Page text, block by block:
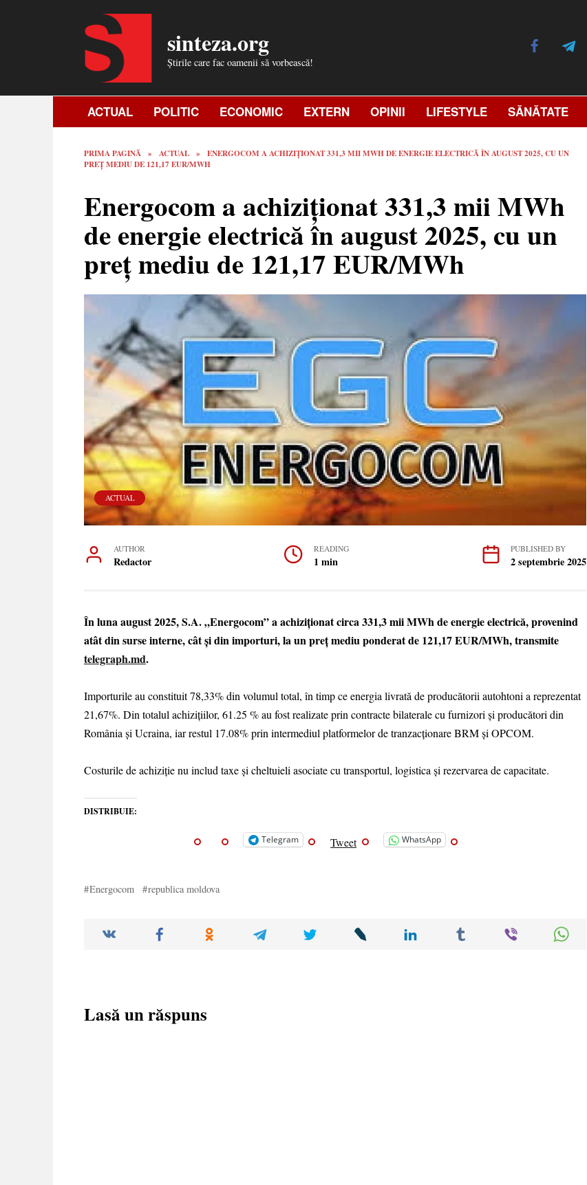
sinteza.org
Știrile care fac oamenii să vorbească!
ACTUAL POLITIC ECONOMIC EXTERN OPINII LIFESTYLE SĂNĂTATE
PRIMA PAGINĂ » ACTUAL »
ENERGOCOM A ACHIZIȚIONAT 331,3 MII MWH DE ENERGIE ELECTRICĂ ÎN AUGUST 2025, CU UN
PREȚ MEDIU DE 121,17 EUR/MWH
Energocom a achiziționat 331,3 mii MWh
de energie electrică în august 2025, cu un
preț mediu de 121,17 EUR/MWh
ACTUAL
AUTHOR
Redactor
READING
1 min
PUBLISHED BY
2 septembrie 2025
În luna august 2025, S.A. „Energocom” a achiziționat circa 331,3 mii MWh de energie electrică, provenind
atât din surse interne, cât și din importuri, la un preț mediu ponderat de 121,17 EUR/MWh, transmite
telegraph.md.
Importurile au constituit 78,33% din volumul total, în timp ce energia livrată de producătorii autohtoni a reprezentat
21,67%. Din totalul achizițiilor, 61.25 % au fost realizate prin contracte bilaterale cu furnizori și producători din
România și Ucraina, iar restul 17.08% prin intermediul platformelor de tranzacționare BRM și OPCOM.
Costurile de achiziție nu includ taxe și cheltuieli asociate cu transportul, logistica și rezervarea de capacitate.
DISTRIBUIE:
Telegram Tweet WhatsApp
Energocom republica moldova
Lasă un răspuns